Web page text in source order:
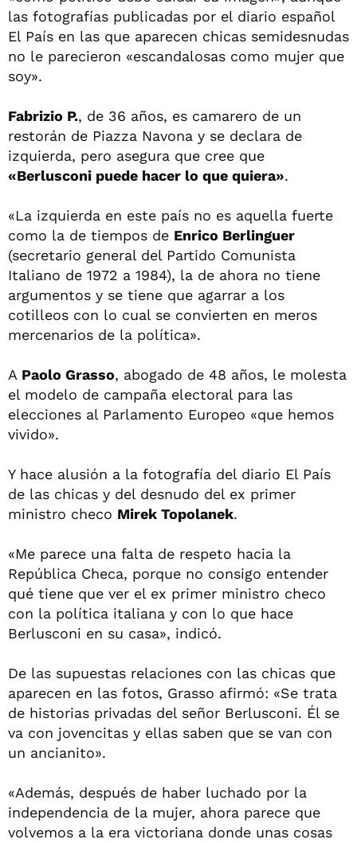
las fotografías publicadas por el diario español
El País en las que aparecen chicas semidesnudas
no le parecieron «escandalosas como mujer que
soy».
Fabrizio P., de 36 años, es camarero de un
restorán de Piazza Navona y se declara de
izquierda, pero asegura que cree que
«Berlusconi puede hacer lo que quiera».
«La izquierda en este país no es aquella fuerte
como la de tiempos de Enrico Berlinguer
(secretario general del Partido Comunista
Italiano de 1972 a 1984), la de ahora no tiene
argumentos y se tiene que agarrar a los
cotilleos con lo cual se convierten en meros
mercenarios de la política».
A Paolo Grasso, abogado de 48 años, le molesta
el modelo de campaña electoral para las
elecciones al Parlamento Europeo «que hemos
vivido».
Y hace alusión a la fotografía del diario El País
de las chicas y del desnudo del ex primer
ministro checo Mirek Topolanek.
«Me parece una falta de respeto hacia la
República Checa, porque no consigo entender
qué tiene que ver el ex primer ministro checo
con la política italiana y con lo que hace
Berlusconi en su casa», indicó.
De las supuestas relaciones con las chicas que
aparecen en las fotos, Grasso afirmó: «Se trata
de historias privadas del señor Berlusconi. Él se
va con jovencitas y ellas saben que se van con
un ancianito».
«Además, después de haber luchado por la
independencia de la mujer, ahora parece que
volvemos a la era victoriana donde unas cosas